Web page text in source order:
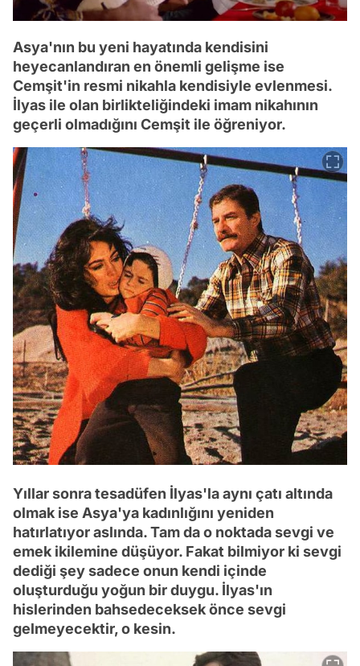
Asya'nın bu yeni hayatında kendisini
heyecanlandıran en önemli gelişme ise
Cemşit'in resmi nikahla kendisiyle evlenmesi.
İlyas ile olan birlikteliğindeki imam nikahının
geçerli olmadığını Cemşit ile öğreniyor.
Yıllar sonra tesadüfen İlyas'la aynı çatı altında
olmak ise Asya'ya kadınlığını yeniden
hatırlatıyor aslında. Tam da o noktada sevgi ve
emek ikilemine düşüyor. Fakat bilmiyor ki sevgi
dediği şey sadece onun kendi içinde
oluşturduğu yoğun bir duygu. İlyas'ın
hislerinden bahsedeceksek önce sevgi
gelmeyecektir, o kesin.